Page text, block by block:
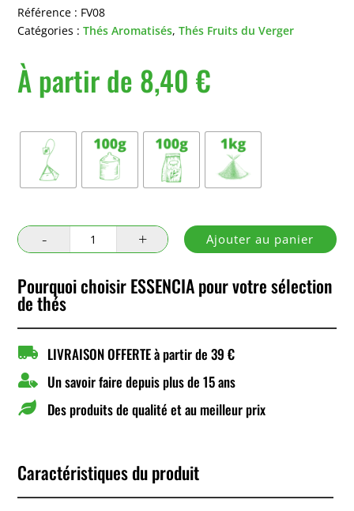
Référence : FV08
Catégories :Thés Aromatisés,Thés Fruits du Verger
À partir de 8,40€
quantité
de
Ajouter au panier
Pourquoi choisir ESSENCIA pour votre sélection
de thés
 LIVRAISON OFFERTE à partir de 39 €
 Un savoir faire depuis plus de 15 ans
 Des produits de qualité et au meilleur prix
Caractéristiques du produit